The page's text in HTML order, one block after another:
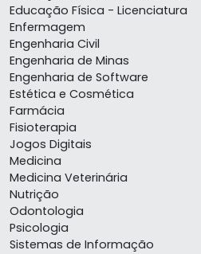
Educação Física - Licenciatura
Enfermagem
Engenharia Civil
Engenharia de Minas
Engenharia de Software
Estética e Cosmética
Farmácia
Fisioterapia
Jogos Digitais
Medicina
Medicina Veterinária
Nutrição
Odontologia
Psicologia
Sistemas de Informação